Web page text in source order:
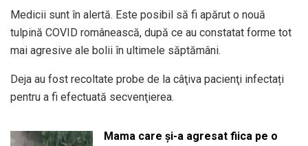
Medicii sunt în alertă. Este posibil să fi apărut o nouă
tulpină COVID românească, după ce au constatat forme tot
mai agresive ale bolii în ultimele săptămâni.
Deja au fost recoltate probe de la câţiva pacienţi infectați
pentru a fi efectuată secvenţierea.
Mama care și-a agresat fiica pe o